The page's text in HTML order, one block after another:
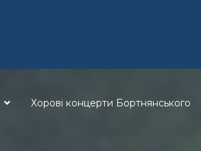
Хорові концерти Бортнянського